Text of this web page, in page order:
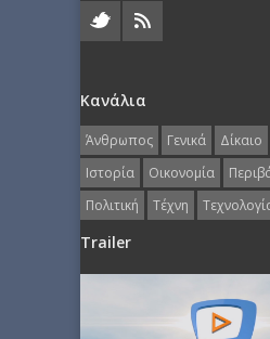
Κανάλια
Άνθρωπος Γενικά Δίκαιο
Ιστορία
Οικονομία
Πολιτική
Τέχνη
Trailer